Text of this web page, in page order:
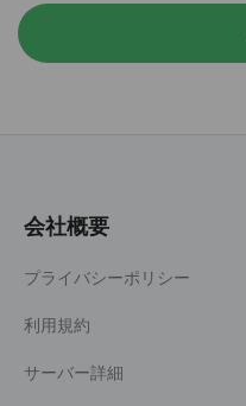
会社概要
プライバシーポリシー
利用規約
サーバー詳細